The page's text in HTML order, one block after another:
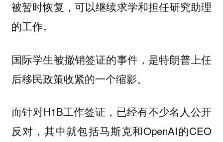
被暂时恢复，可以继续求学和担任研究助理
的工作。
国际学生被撤销签证的事件，是特朗普上任
后移民政策收紧的一个缩影。
而针对H1B工作签证，已经有不少名人公开
反对，其中就包括马斯克和OpenAI的CEO